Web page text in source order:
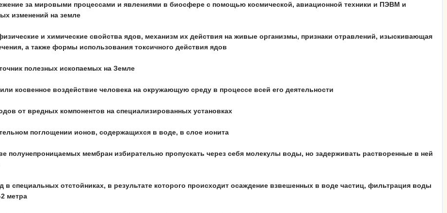
за мировыми процессами и явлениями в биосфере с помощью космической, авиационной техники и ПЭВМ и
изменений на земле
и химические свойства ядов, механизм их действия на живые организмы, признаки отравлений, изыскивающая
а также формы использования токсичного действия ядов
полезных ископаемых на Земле
или косвенное воздействие человека на окружающую среду в процессе всей его деятельности
от вредных компонентов на специализированных установках
поглощении ионов, содержащихся в воде, в слое ионита
полунепроницаемых мембран избирательно пропускать через себя молекулы воды, но задерживать растворенные в ней
в специальных отстойниках, в результате которого происходит осаждение взвешенных в воде частиц, фильтрация воды
метра